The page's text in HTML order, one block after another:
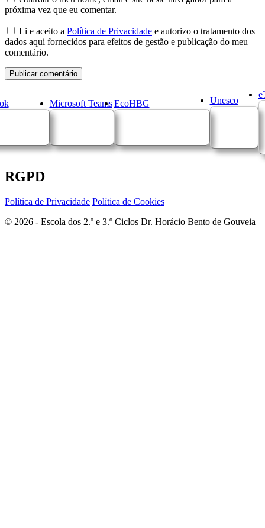
próxima vez que eu comentar.
Li e aceito a Política de Privacidade e autorizo o tratamento dos
dados aqui fornecidos para efeitos de gestão e publicação do meu
comentário.
Microsoft Teams EcoHBG Unesco
RGPD
Política de Privacidade Política de Cookies
© 2026 - Escola dos 2.º e 3.º Ciclos Dr. Horácio Bento de Gouveia